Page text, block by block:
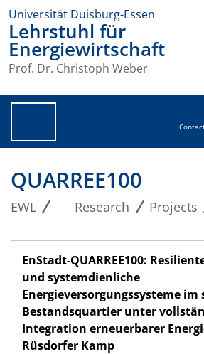
Universität Duisburg-Essen
Lehrstuhl für
Energiewirtschaft
Prof. Dr. Christoph Weber
QUARREE100
EWL Research Projects
EnStadt-QUARREE100:
und systemdienliche
Energieversorgungssysteme im
Bestandsquartier unter
Integration erneuerbarer
Rüsdorfer Kamp